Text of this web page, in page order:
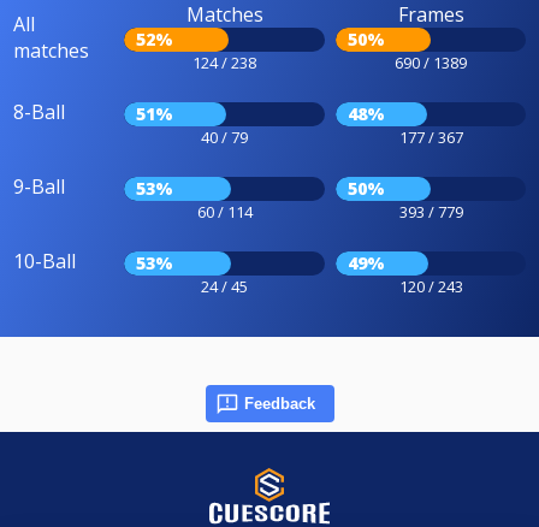
All
matches
Matches
52%
124 / 238
Frames
50%
690 / 1389
8-Ball 51%
40 / 79
48%
177 / 367
9-Ball 53%
60 / 114
50%
393 / 779
10-Ball 53%
24 / 45
49%
120 / 243
Feedback